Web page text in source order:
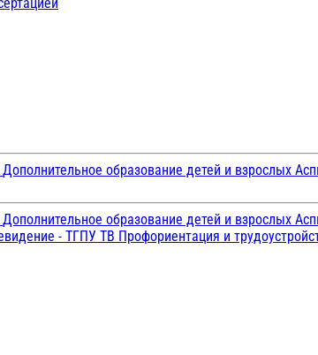
Дополнительное образование детей и взрослых
Дополнительное образование детей и взрослых
- ТГПУ ТВ Профориентация и